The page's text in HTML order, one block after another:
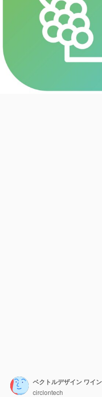
ベクトルデザイン ワイ
circlontech